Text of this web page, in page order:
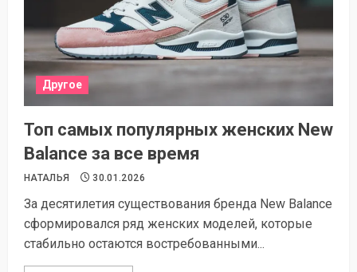
Другое
Топ самых популярных женских New
Balance за все время
НАТАЛЬЯ 30.01.2026
За десятилетия существования бренда New Balance
сформировался ряд женских моделей, которые
стабильно остаются востребованными...